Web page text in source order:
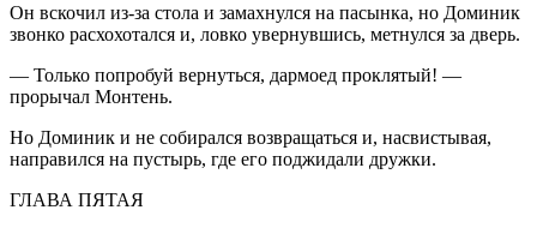
Он вскочил из-за стола и замахнулся на пасынка, но Доминик
звонко расхохотался и, ловко увернувшись, метнулся за дверь.
— Только попробуй вернуться, дармоед проклятый! —
прорычал Монтень.
Но Доминик и не собирался возвращаться и, насвистывая,
направился на пустырь, где его поджидали дружки.
ГЛАВА ПЯТАЯ